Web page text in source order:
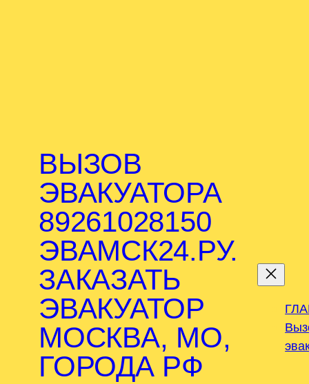
ВЫЗОВ
ЭВАКУАТОРА
89261028150
ЭВАМСК24.РУ.
ЗАКАЗАТЬ
ЭВАКУАТОР
МОСКВА, МО,
ГОРОДА РФ